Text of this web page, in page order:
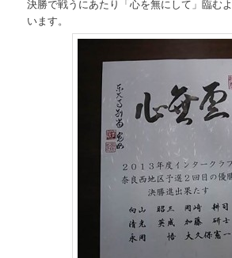
決勝で戦うにあたり「心を無にして」臨む
います。